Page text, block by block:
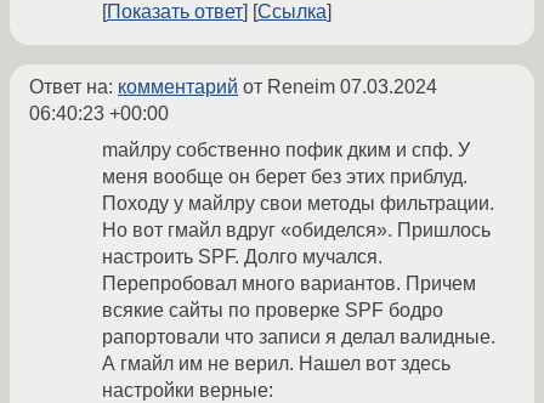
Показать ответ Ссылка
Ответ на: комментарий от Reneim 07.03.2024
06:40:23 +00:00
maйлру собственно пофик дким и спф. У
меня вообще он берет без этих приблуд.
Походу у майлру свои методы фильтрации.
Но вот гмайл вдруг «обиделся». Пришлось
настроить SPF. Долго мучался.
Перепробовал много вариантов. Причем
всякие сайты по проверке SPF бодро
рапортовали что записи я делал валидные.
А гмайл им не верил. Нашел вот здесь
настройки верные: